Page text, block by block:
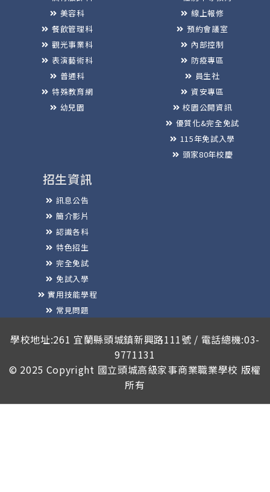
美容科
餐飲管理科
觀光事業科
表演藝術科
普通科
特殊教育網
幼兒園
線上報修
預約會議室
內部控制
防疫專區
員生社
資安專區
校園公開資訊
優質化&完全免試
115年免試入學
頭家80年校慶
招生資訊
訊息公告
簡介影片
認識各科
特色招生
完全免試
免試入學
實用技能學程
常見問題
學校地址:261 宜蘭縣頭城鎮新興路111號 / 電話總機:03-
9771131
© 2025 Copyright 國立頭城高級家事商業職業學校 版權
所有